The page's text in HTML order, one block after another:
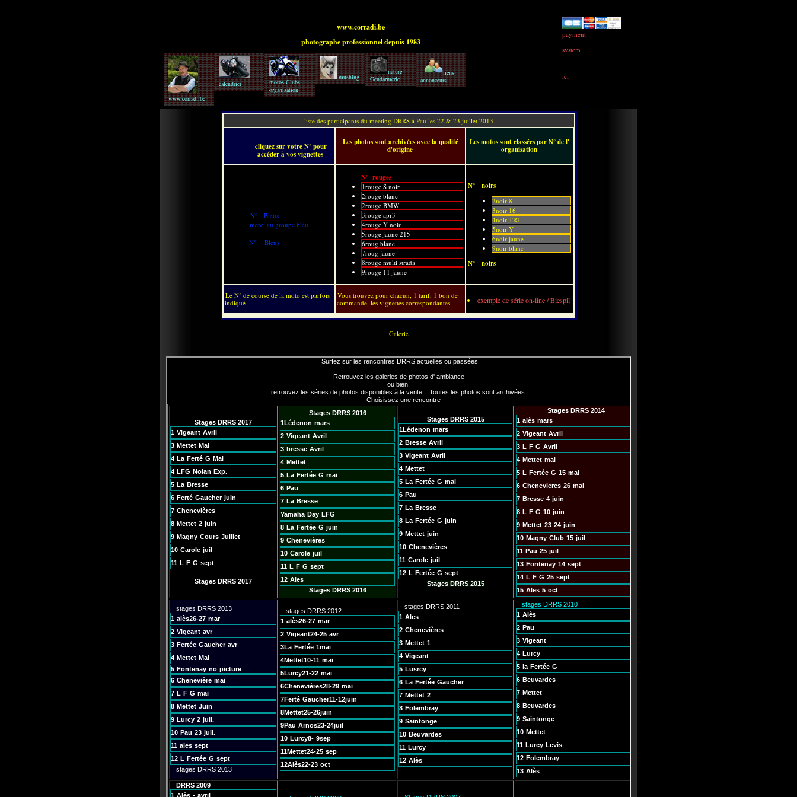
www.corradi.be
photographe professionnel depuis 1983
www.corradi.be
calendrier
motos Clubs
organisation
mushing
nature
Gendarmerie
liens
annonceurs
payment
system
ici
liste des participants du meeting DRRS à Pau les 22 & 23 juillet 2013
cliquez sur votre N° pour
accéder à vos vignettes
Les photos sont archivées avec la qualité
d'origine
Les motos sont classées par N° de l'
organisation
N° Bleus
merci au groupe bleu
N° Bleus
N° rouges
1rouge S noir
2rouge blanc
2rouge BMW
3rouge apr3
4rouge Y noir
5rouge jaune 215
6roug blanc
7roug jaune
8rouge multi strada
9rouge 11 jaune
N° noirs
2noir 8
3noir 16
4noir TRI
5noir Y
6noir jaune
9noir blanc
N° noirs
Le N° de course de la moto est parfois
indiqué
Vous trouvez pour chacun, 1 tarif, 1 bon de
commande, les vignettes correspondantes.
exemple de série on-line / Biespil
Galerie